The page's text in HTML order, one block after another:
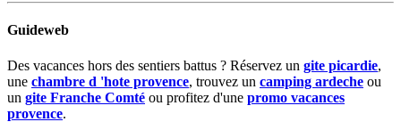
Guideweb
Des vacances hors des sentiers battus ? Réservez un gite picardie,
une chambre d 'hote provence, trouvez un camping ardeche ou
un gite Franche Comté ou profitez d'une promo vacances
provence.